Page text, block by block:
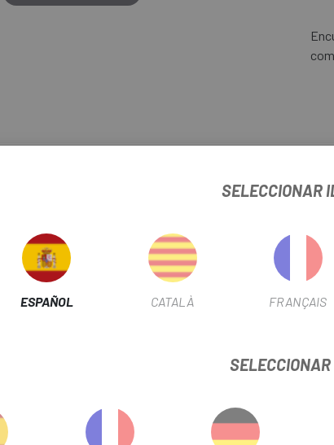
RADIO SHIMANO WH-M970F/R
USO
INFORMACIÓN
A LA REALIDAD
SELECCIONAR
ESPAÑOL CATALÀ FRANÇAIS